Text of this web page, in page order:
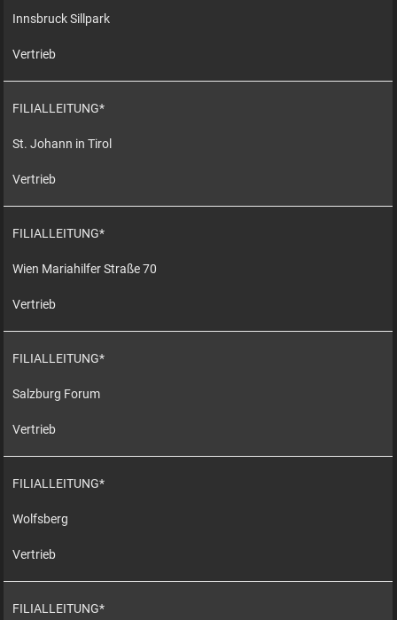
Innsbruck Sillpark
Vertrieb
FILIALLEITUNG*
St. Johann in Tirol
Vertrieb
FILIALLEITUNG*
Wien Mariahilfer Straße 70
Vertrieb
FILIALLEITUNG*
Salzburg Forum
Vertrieb
FILIALLEITUNG*
Wolfsberg
Vertrieb
FILIALLEITUNG*